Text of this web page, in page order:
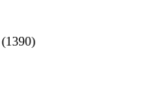
(1390)